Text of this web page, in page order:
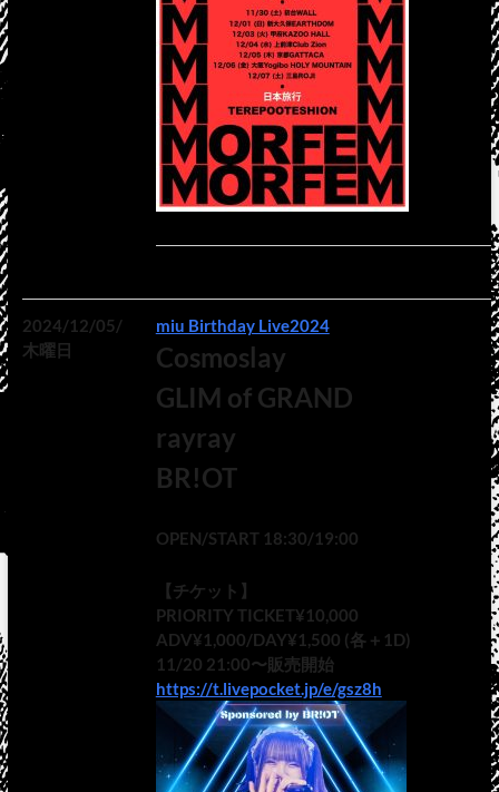
2024/12/05/
木曜日
miu Birthday Live2024
Cosmoslay
GLIM of GRAND
rayray
BR!OT
OPEN/START 18:30/19:00
【チケット】
PRIORITY TICKET¥10,000
ADV¥1,000/DAY¥1,500 (各＋1D)
11/20 21:00〜販売開始
https://t.livepocket.jp/e/gsz8h